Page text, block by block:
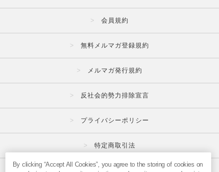
会員規約
無料メルマガ登録規約
メルマガ発行規約
反社会的勢力排除宣言
プライバシーポリシー
特定商取引法
広告掲載はこちら
By clicking “Accept All Cookies”, you agree to the storing of cookies on